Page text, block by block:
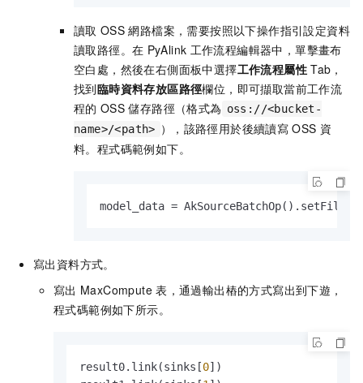
讀取 OSS 網路檔案，需要按照以下操作指引設定資料
讀取路徑。在 PyAlink 工作流程編輯器中，單擊畫布
空白處，然後在右側面板中選擇工作流程屬性 Tab，
找到臨時資料存放區路徑欄位，即可擷取當前工作流
程的 OSS 儲存路徑（格式為 oss://<bucket-
name>/<path> ），該路徑用於後續讀寫 OSS 資
料。程式碼範例如下。
model_data =
寫出資料方式。
寫出 MaxCompute 表，通過輸出樁的方式寫出到下遊，
程式碼範例如下所示。
result0.link(sinks[0])